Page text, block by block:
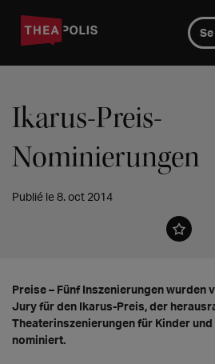
Ikarus-Preis-
Nominierungen
Publié le 8. oct 2014
Preise – Fünf Inszenierungen wurden
Jury für den Ikarus-Preis, der
Theaterinszenierungen für Kinder
nominiert.